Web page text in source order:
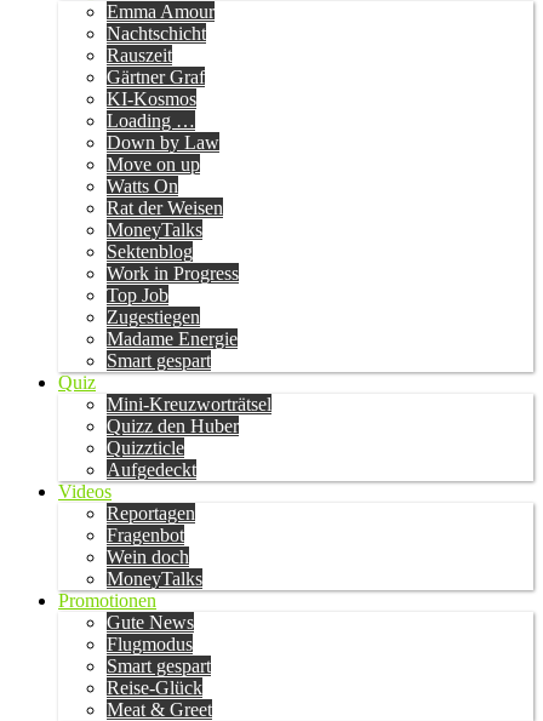
Emma Amour
Nachtschicht
Rauszeit
Gärtner Graf
KI-Kosmos
Loading …
Down by Law
Move on up
Watts On
Rat der Weisen
MoneyTalks
Sektenblog
Work in Progress
Top Job
Zugestiegen
Madame Energie
Smart gespart
Quiz
Mini-Kreuzworträtsel
Quizz den Huber
Quizzticle
Aufgedeckt
Videos
Reportagen
Fragenbot
Wein doch
MoneyTalks
Promotionen
Gute News
Flugmodus
Smart gespart
Reise-Glück
Meat & Greet